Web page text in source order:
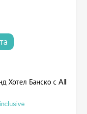
Хотел Банско с All